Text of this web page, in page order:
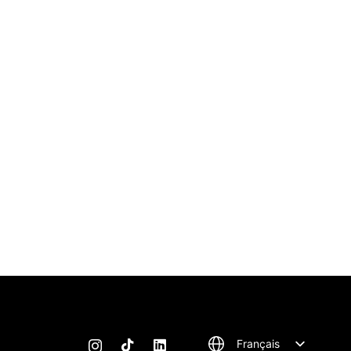
Français